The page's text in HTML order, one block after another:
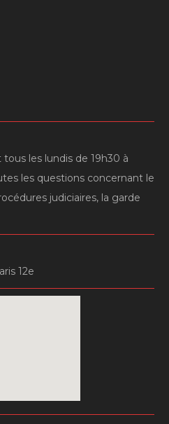
les lundis de 19h30 à
les questions concernant le
judiciaires, la garde
12e